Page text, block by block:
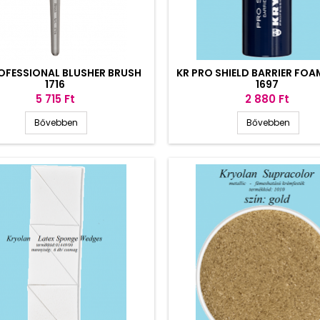
BLUSHER BRUSH
1716
Ár
5 715 Ft
Bővebben
KR PRO SHIELD BARRIER
1697
Ár
2 880 Ft
Bővebben